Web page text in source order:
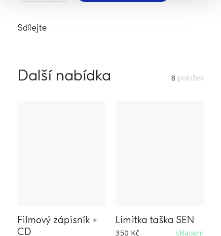
Sdílejte
Další nabídka 8 položek
Filmový zápisník +
CD
Limitka taška SEN
350 Kč skladem